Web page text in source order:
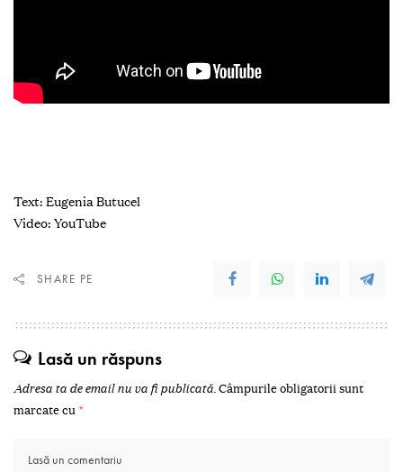
Text: Eugenia Butucel
Video: YouTube
SHARE PE
Lasă un răspuns
Adresa ta de email nu va fi publicată.Câmpurile obligatorii sunt
marcate cu *